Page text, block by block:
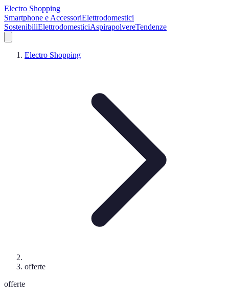
Electro Shopping
Smartphone e AccessoriElettrodomestici
SostenibiliElettrodomesticiAspirapolvereTendenze
Electro Shopping
offerte
offerte